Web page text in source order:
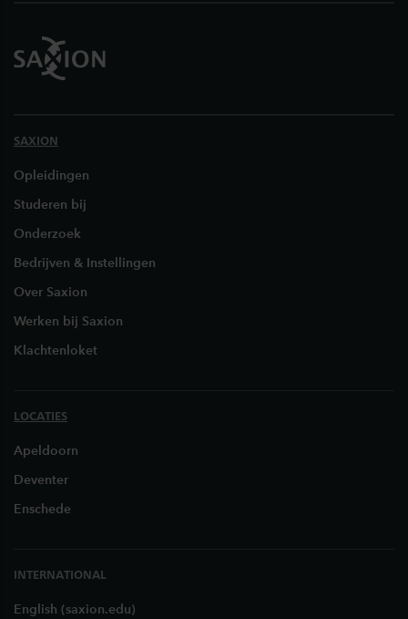
SAXION
Opleidingen
Studeren bij
Onderzoek
Bedrijven & Instellingen
Over Saxion
Werken bij Saxion
Klachtenloket
LOCATIES
Apeldoorn
Deventer
Enschede
INTERNATIONAL
English (saxion.edu)